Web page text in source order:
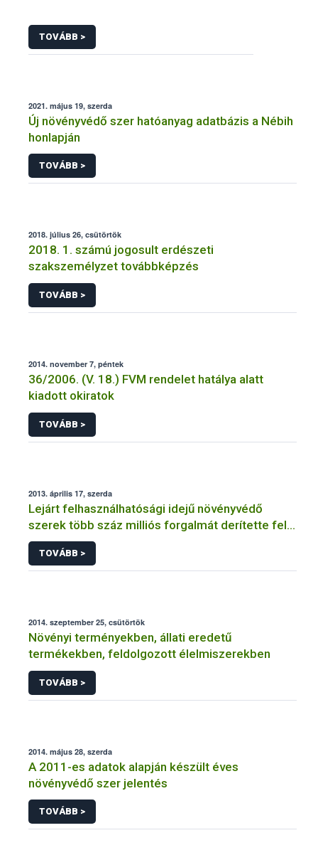
TOVÁBB >
2021. május 19, szerda
Új növényvédő szer hatóanyag adatbázis a Nébih
honlapján
TOVÁBB >
2018. július 26, csütörtök
2018. 1. számú jogosult erdészeti
szakszemélyzet továbbképzés
TOVÁBB >
2014. november 7, péntek
36/2006. (V. 18.) FVM rendelet hatálya alatt
kiadott okiratok
TOVÁBB >
2013. április 17, szerda
Lejárt felhasználhatósági idejű növényvédő
szerek több száz milliós forgalmát derítette fel a
NÉBIH
TOVÁBB >
2014. szeptember 25, csütörtök
Növényi terményekben, állati eredetű
termékekben, feldolgozott élelmiszerekben
TOVÁBB >
2014. május 28, szerda
A 2011-es adatok alapján készült éves
növényvédő szer jelentés
TOVÁBB >